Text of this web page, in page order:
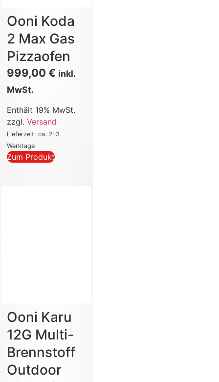
Ooni Koda
2 Max Gas
Pizzaofen
999,00€ inkl.
MwSt.
Enthält 19% MwSt.
zzgl.Versand
Lieferzeit: ca. 2-3
Werktage
Zum Produkt
Ooni Karu
12G Multi-
Brennstoff
Outdoor